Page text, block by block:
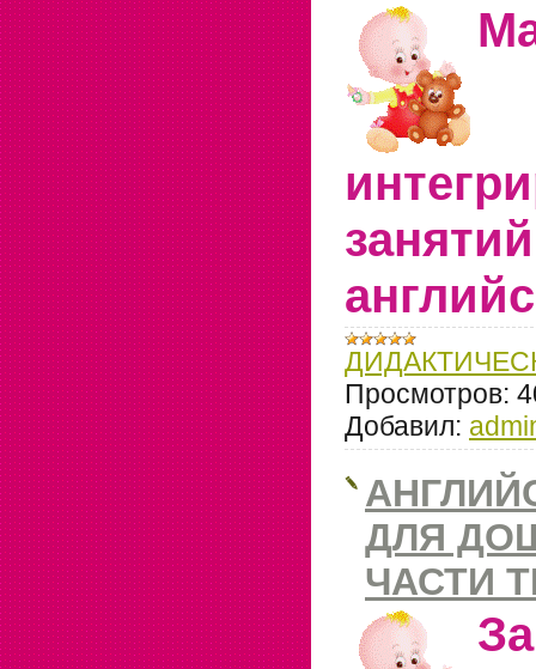
Просмотров:
Добавил:
ДЛЯ
ЧАСТИ